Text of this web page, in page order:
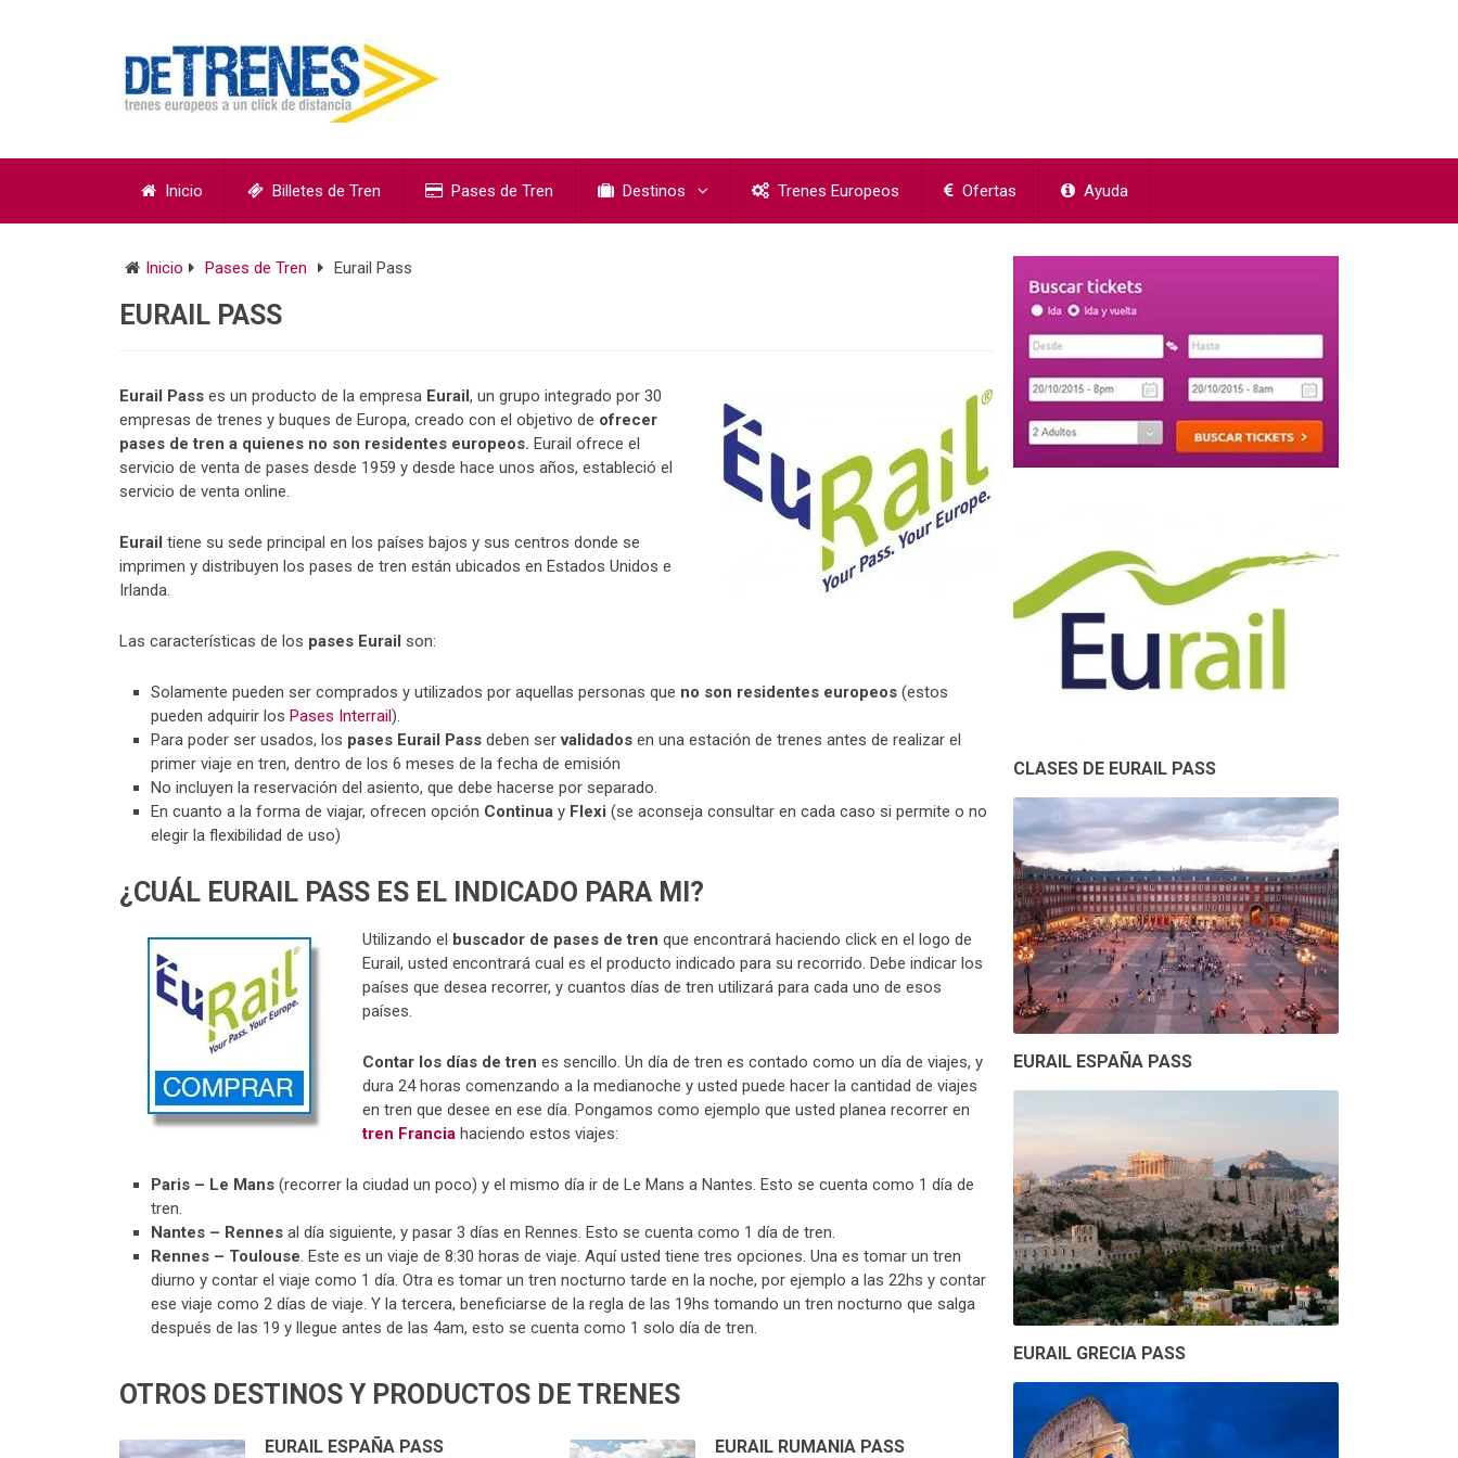
Inicio Billetes de Tren Pases de Tren Destinos Trenes Europeos Ofertas Ayuda
Inicio Pases de Tren Eurail Pass
EURAIL PASS
Eurail Pass es un producto de la empresa Eurail, un grupo integrado por 30
empresas de trenes y buques de Europa, creado con el objetivo de ofrecer
pases de tren a quienes no son residentes europeos. Eurail ofrece el
servicio de venta de pases desde 1959 y desde hace unos años, estableció el
servicio de venta online.
Eurail tiene su sede principal en los países bajos y sus centros donde se
imprimen y distribuyen los pases de tren están ubicados en Estados Unidos e
Irlanda.
Las características de los pases Eurail son:
Solamente pueden ser comprados y utilizados por aquellas personas que no son residentes europeos(estos
pueden adquirir los Pases Interrail).
Para poder ser usados, los pases Eurail Passdeben servalidadosen una estación de trenes antes de realizar el
primer viaje en tren, dentro de los 6 meses de la fecha de emisión
No incluyen la reservación del asiento, que debe hacerse por separado.
En cuanto a la forma de viajar, ofrecen opción Continuay Flexi (se aconseja consultar en cada caso si permite o no
elegir la flexibilidad de uso)
¿CUÁL EURAIL PASS ES EL INDICADO PARA MI?
Utilizando el buscador de pases de tren que encontrará haciendo click en el logo de
Eurail, usted encontrará cual es el producto indicado para su recorrido. Debe indicar los
países que desea recorrer, y cuantos días de tren utilizará para cada uno de esos
países.
Contar los días de tren es sencillo. Un día de tren es contado como un día de viajes, y
dura 24 horas comenzando a la medianoche y usted puede hacer la cantidad de viajes
en tren que desee en ese día. Pongamos como ejemplo que usted planea recorrer en
tren Franciahaciendo estos viajes:
Paris – Le Mans(recorrer la ciudad un poco) y el mismo día ir de Le Mans a Nantes. Esto se cuenta como 1 día de
tren.
Nantes – Rennesal día siguiente, y pasar 3 días en Rennes. Esto se cuenta como 1 día de tren.
Rennes – Toulouse . Este es un viaje de 8:30 horas de viaje. Aquí usted tiene tres opciones. Una es tomar un tren
diurno y contar el viaje como 1 día. Otra es tomar un tren nocturno tarde en la noche, por ejemplo a las 22hs y contar
ese viaje como 2 días de viaje. Y la tercera, beneficiarse de la regla de las 19hs tomando un tren nocturno que salga
después de las 19 y llegue antes de las 4am, esto se cuenta como 1 solo día de tren.
OTROS DESTINOS Y PRODUCTOS DE TRENES
EURAIL ESPAÑA PASS EURAIL RUMANIA PASS
CLASES DE EURAIL PASS
EURAIL ESPAÑA PASS
EURAIL GRECIA PASS